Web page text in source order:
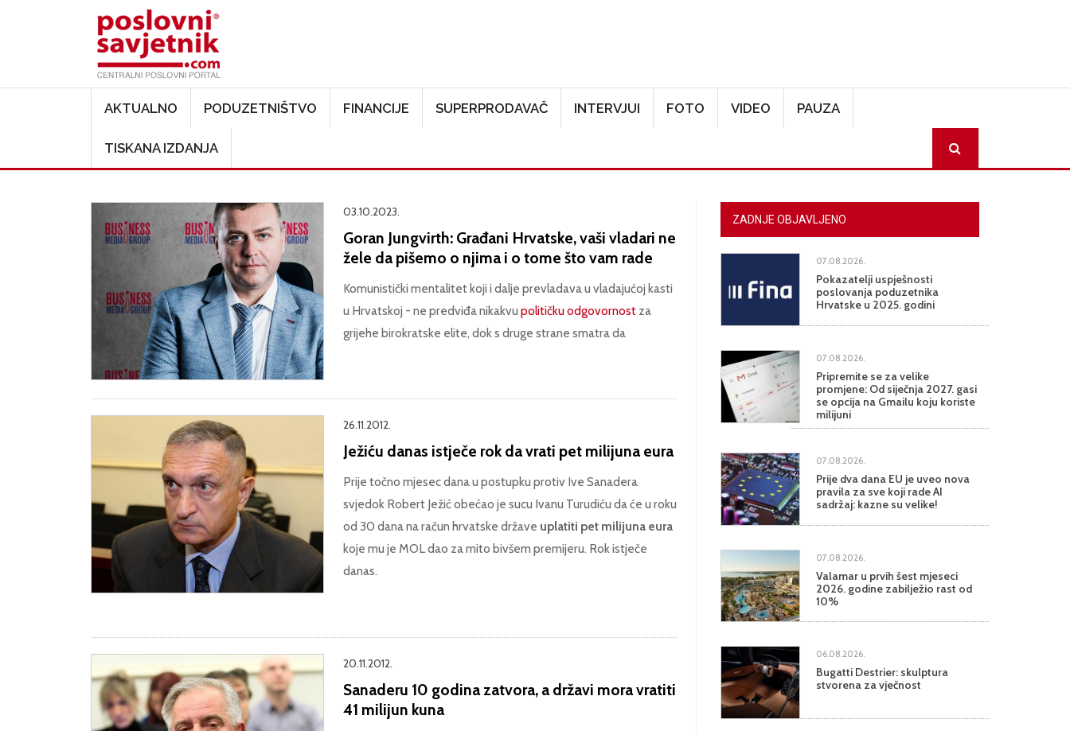
AKTUALNO PODUZETNIŠTVO FINANCIJE SUPERPRODAVAČ INTERVJUI FOTO VIDEO PAUZA
TISKANA IZDANJA
03.10.2023.
Goran Jungvirth: Građani Hrvatske, vaši vladari ne
žele da pišemo o njima i o tome što vam rade
Komunistički mentalitet koji i dalje prevladava u vladajućoj kasti
u Hrvatskoj - ne predviđa nikakvu političku odgovornostza
grijehe birokratske elite, dok s druge strane smatra da
26.11.2012.
Ježiću danas istječe rok da vrati pet milijuna eura
Prije točno mjesec dana u postupku protiv Ive Sanadera
svjedok Robert Ježić obećao je sucu Ivanu Turudiću da će u roku
od 30 dana na račun hrvatske države uplatiti pet milijuna eura
koje mu je MOL dao za mito bivšem premijeru. Rok istječe
danas.
20.11.2012.
Sanaderu 10 godina zatvora, a državi mora vratiti
41 milijun kuna
ZADNJE OBJAVLJENO
07.08.2026.
Pokazatelji uspješnosti
poslovanja poduzetnika
Hrvatske u 2025. godini
07.08.2026.
Pripremite se za velike
promjene: Od siječnja 2027. gasi
se opcija na Gmailu koju koriste
milijuni
07.08.2026.
Prije dva dana EU je uveo nova
pravila za sve koji rade AI
sadržaj: kazne su velike!
07.08.2026.
Valamar u prvih šest mjeseci
2026. godine zabilježio rast od
10%
06.08.2026.
Bugatti Destrier: skulptura
stvorena za vječnost